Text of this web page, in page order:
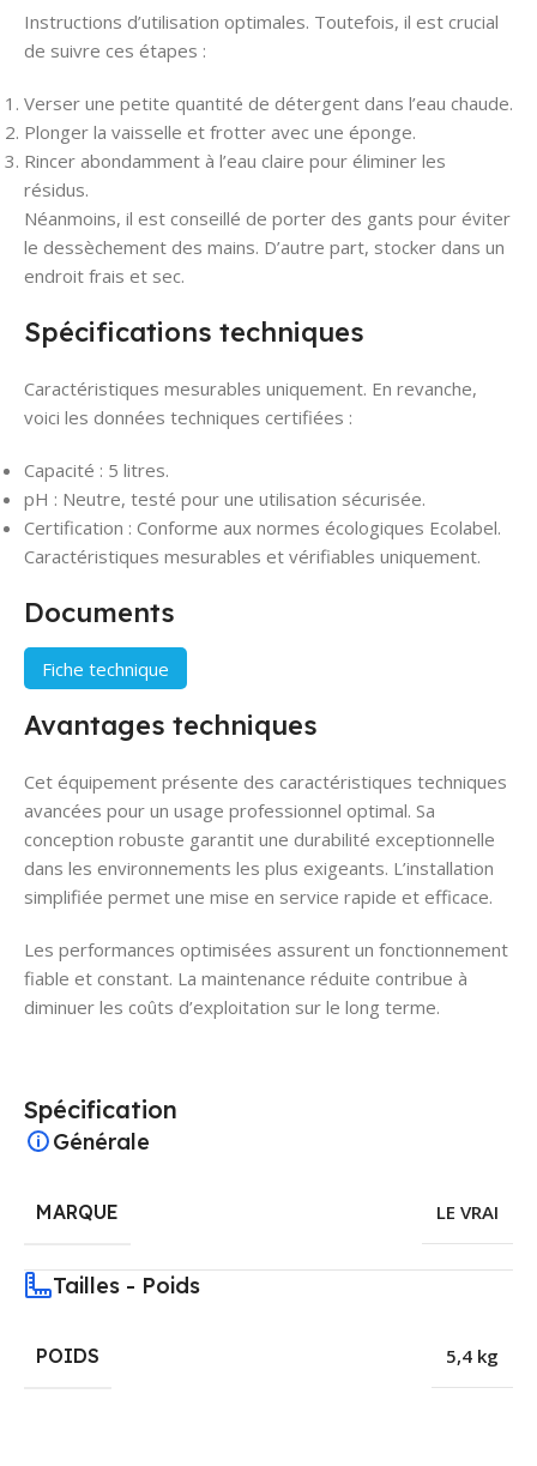
Instructions d’utilisation optimales. Toutefois, il est crucial
de suivre ces étapes :
Verser une petite quantité de détergent dans l’eau chaude.
Plonger la vaisselle et frotter avec une éponge.
Rincer abondamment à l’eau claire pour éliminer les
résidus.
Néanmoins, il est conseillé de porter des gants pour éviter
le dessèchement des mains. D’autre part, stocker dans un
endroit frais et sec.
Spécifications techniques
Caractéristiques mesurables uniquement. En revanche,
voici les données techniques certifiées :
Capacité : 5 litres.
pH : Neutre, testé pour une utilisation sécurisée.
Certification : Conforme aux normes écologiques Ecolabel.
Caractéristiques mesurables et vérifiables uniquement.
Documents
Fiche technique
Avantages techniques
Cet équipement présente des caractéristiques techniques
avancées pour un usage professionnel optimal. Sa
conception robuste garantit une durabilité exceptionnelle
dans les environnements les plus exigeants. L’installation
simplifiée permet une mise en service rapide et efficace.
Les performances optimisées assurent un fonctionnement
fiable et constant. La maintenance réduite contribue à
diminuer les coûts d’exploitation sur le long terme.
Spécification
Générale
MARQUE LE VRAI
Tailles - Poids
POIDS 5,4 kg